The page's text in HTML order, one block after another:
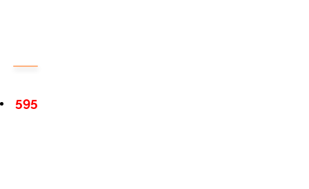
595